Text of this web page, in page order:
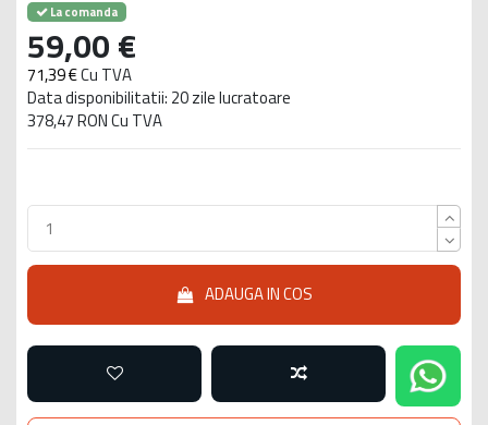
La comanda
59,00 €
71,39 €Cu TVA
Data disponibilitatii: 20 zile lucratoare
378,47 RON Cu TVA
ADAUGA IN COS